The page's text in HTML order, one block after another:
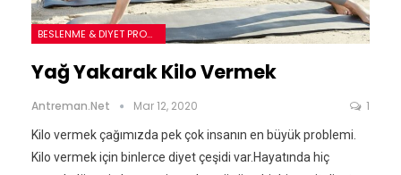
BESLENME & DIYET PROGRAMLARI
Yağ Yakarak Kilo Vermek
Antreman.net Mar 12, 2020 1
Kilo vermek çağımızda pek çok insanın en büyük problemi.
Kilo vermek için binlerce diyet çeşidi var.Hayatında hiç